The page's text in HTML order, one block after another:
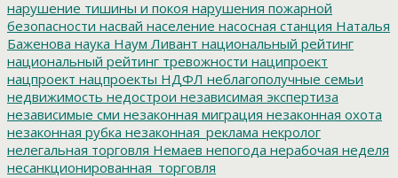
нарушение тишины и покоя нарушения пожарной
безопасности насвай население насосная станция Наталья
Баженова наука Наум Ливант национальный рейтинг
национальный рейтинг тревожности наципроект
нацпроект нацпроекты НДФЛ неблагополучные семьи
недвижимость недострои независимая экспертиза
независимые сми незаконная миграция незаконная охота
незаконная рубка незаконная_реклама некролог
нелегальная торговля Немаев непогода нерабочая неделя
несанкционированная_торговля